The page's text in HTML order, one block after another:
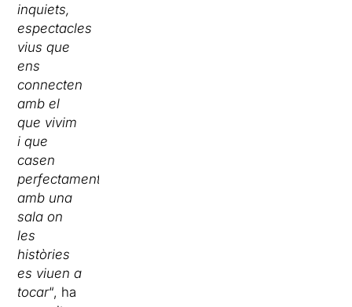
inquiets,
espectacles
vius que
ens
connecten
amb el
que vivim
i que
casen
perfectament
amb una
sala on
les
històries
es viuen a
tocar“, ha